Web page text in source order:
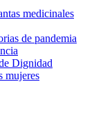
medicinales
de pandemia
Dignidad
mujeres